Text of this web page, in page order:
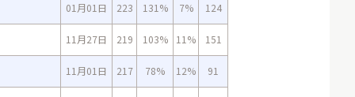
01月01日 223 131% 7% 124
11月27日 219 103% 11% 151
11月01日 217 78% 12% 91